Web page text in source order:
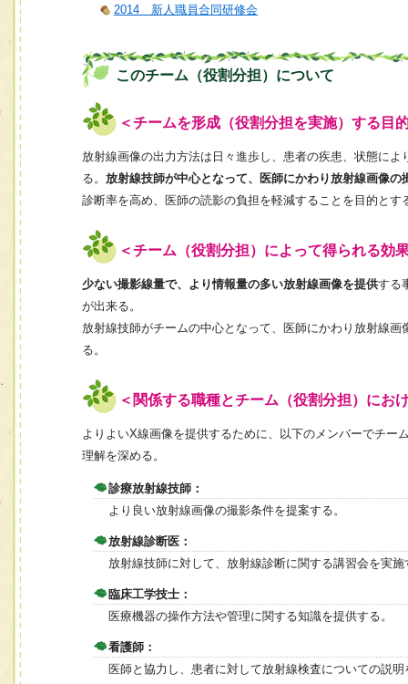
2014 新人職員合同研修会
このチーム（役割分担）について
＜チームを形成（役割分担を実施）する目
放射線画像の出力方法は日々進歩し、患者の疾患、状態に
る。 放射線技師が中心となって、医師にかわり放射線画像の
診断率を高め、医師の読影の負担を軽減することを目的とす
＜チーム（役割分担）によって得られる効
少ない撮影線量で、より情報量の多い放射線画像を提供する
が出来る。
放射線技師がチームの中心となって、医師にかわり放射線
る。
＜関係する職種とチーム（役割分担）にお
よりよいX線画像を提供するために、以下のメンバーでチ
理解を深める。
診療放射線技師：
より良い放射線画像の撮影条件を提案する。
放射線診断医：
放射線技師に対して、放射線診断に関する講習会を実施
臨床工学技士：
医療機器の操作方法や管理に関する知識を提供する。
看護師：
医師と協力し、患者に対して放射線検査についての説明